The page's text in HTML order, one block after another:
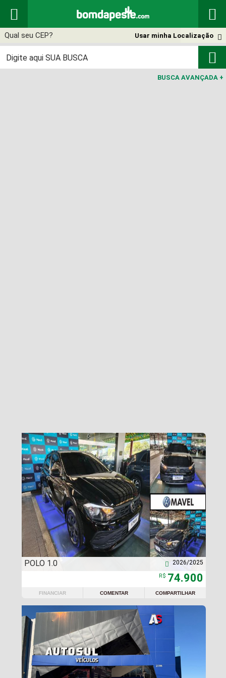
 

Usar minha Localização

BUSCA AVANÇADA +
POLO 1.0 2026/2025

R$ 74.900
FINANCIAR COMENTAR COMPARTILHAR